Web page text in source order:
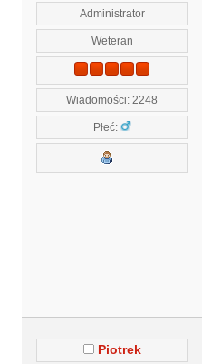
Administrator
Weteran
Wiadomości: 2248
Płeć:
Piotrek